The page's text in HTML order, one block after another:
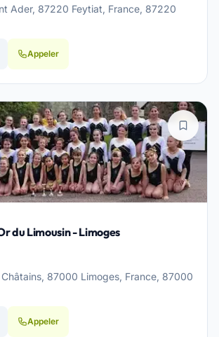
Ader, 87220 Feytiat, France, 87220
Appeler
du Limousin - Limoges
87000 Limoges, France, 87000
Appeler